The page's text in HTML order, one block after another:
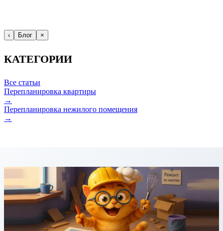
‹ Блог ×
КАТЕГОРИИ
Все статьи
Перепланировка квартиры
→
Перепланировка нежилого помещения
→